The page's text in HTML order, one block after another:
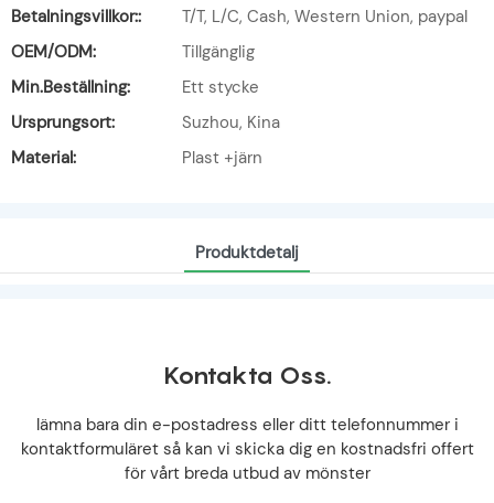
Betalningsvillkor::
T/T, L/C, Cash, Western Union, paypal
OEM/ODM:
Tillgänglig
Min.Beställning:
Ett stycke
Ursprungsort:
Suzhou, Kina
Material:
Plast +järn
Produktdetalj
Kontakta Oss.
lämna bara din e-postadress eller ditt telefonnummer i
kontaktformuläret så kan vi skicka dig en kostnadsfri offert
för vårt breda utbud av mönster